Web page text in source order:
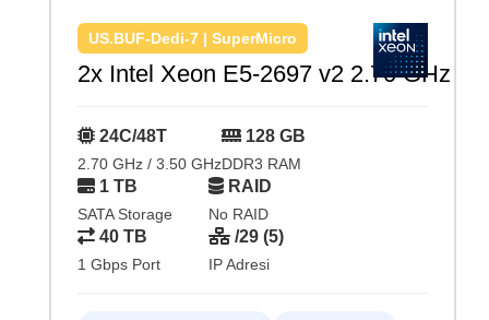
US.BUF-Dedi-7 | SuperMicro
2x Intel Xeon E5-2697 v2 2.70 GHz
24C/48T
2.70 GHz / 3.50 GHz
128 GB
DDR3 RAM
1 TB
SATA Storage
RAID
No RAID
40 TB
1 Gbps Port
/29 (5)
IP Adresi